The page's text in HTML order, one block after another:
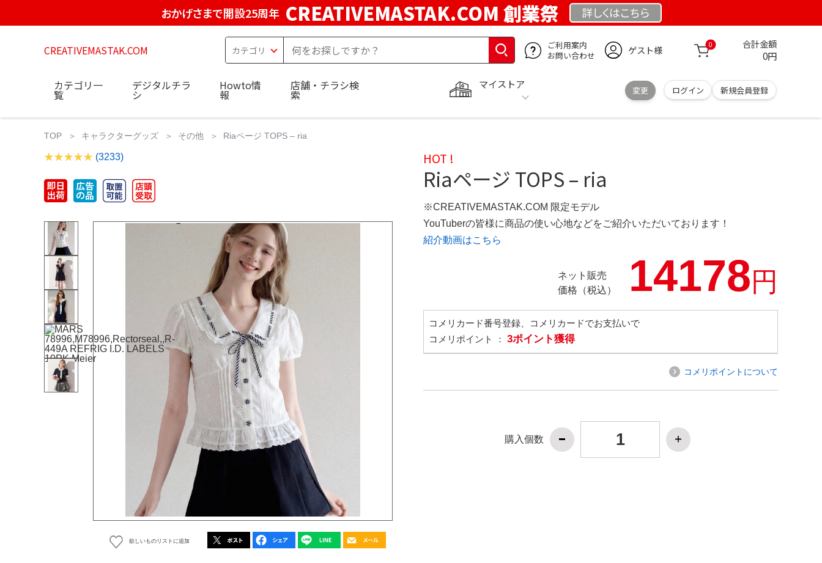
おかげさまで開設25周年 CREATIVEMASTAK.COM 創業祭 詳しくはこちら
CREATIVEMASTAK.COM
ご利用案内
お問い合わせ
ゲスト様 0 合計金額
0円
マイストア
変更 ログイン 新規会員登録
カテゴリ一
覧
デジタルチラ
シ
Howto情
報
店舗・チラシ検
索
TOP キャラクターグッズ その他 Riaページ TOPS – ria
(3233)
欲しいものリストに追加
HOT !
Riaページ TOPS – ria
※CREATIVEMASTAK.COM 限定モデル
YouTuberの皆様に商品の使い心地などをご紹介いただいております！
紹介動画はこちら
ネット販売
価格（税込）
14178円
コメリカード番号登録、コメリカードでお支払いで
コメリポイント ： 3ポイント獲得
コメリポイントについて
購入個数